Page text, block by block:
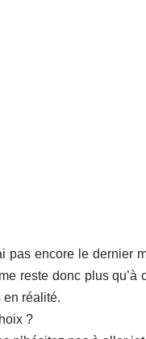
pas encore le dernier
reste donc plus qu’à
en réalité.
?